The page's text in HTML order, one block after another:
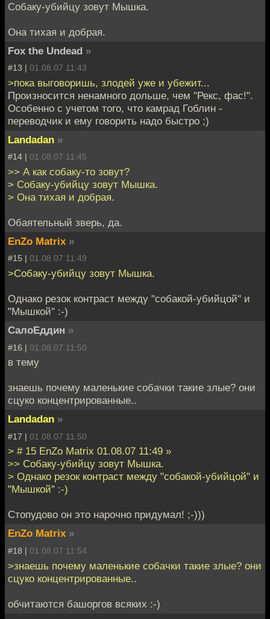
Собаку-убийцу зовут Мышка.
Она тихая и добрая.
Fox the Undead »
#13 | 01.08.07 11:43
>пока выговоришь, злодей уже и убежит...
Произносится ненамного дольше, чем "Рекс, фас!".
Особенно с учетом того, что камрад Гоблин -
переводчик и ему говорить надо быстро ;)
Landadan »
#14 | 01.08.07 11:45
>> А как собаку-то зовут?
> Собаку-убийцу зовут Мышка.
> Она тихая и добрая.
Обаятельный зверь, да.
EnZo Matrix »
#15 | 01.08.07 11:49
>Собаку-убийцу зовут Мышка.
Однако резок контраст между "собакой-убийцой" и
"Мышкой" :-)
СалоЕддин »
#16 | 01.08.07 11:50
в тему
знаешь почему маленькие собачки такие злые? они
сцуко концентрированные..
Landadan »
#17 | 01.08.07 11:50
> # 15 EnZo Matrix 01.08.07 11:49 »
>> Собаку-убийцу зовут Мышка.
> Однако резок контраст между "собакой-убийцой" и
"Мышкой" :-)
Стопудово он это нарочно придумал! ;-)))
EnZo Matrix »
#18 | 01.08.07 11:54
>знаешь почему маленькие собачки такие злые? они
сцуко концентрированные..
обчитаются башоргов всяких :-)